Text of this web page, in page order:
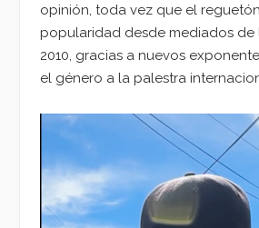
opinión, toda vez que el
popularidad desde mediados
2010, gracias a nuevos
el género a la palestra
Reproductor
vídeo